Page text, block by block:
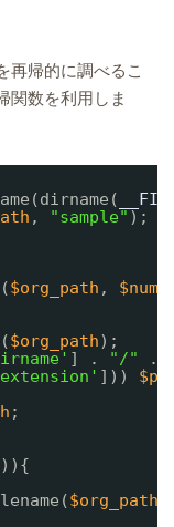
再帰的に調べるこ
関数を利用しま
, "sample" );
$org_path , $num
($org_path);
] . "/" .
]))
;
)){
$org_path